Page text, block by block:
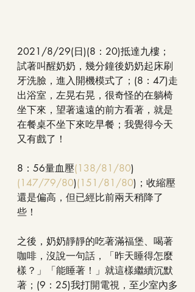
2021/8/29(日)(8：20)抵達九樓；
試著叫醒奶奶，幾分鐘後奶奶起床刷
牙洗臉，進入開機模式了；(8：47)走
出浴室，左晃右晃，很奇怪的在躺椅
坐下來，望著遠遠的前方看著，就是
在餐桌不坐下來吃早餐；我覺得今天
又有戲了！
8：56量血壓(138/81/80)
(147/79/80)(151/81/80)；收縮壓
還是偏高，但已經比前兩天稍降了
些！
之後，奶奶靜靜的吃著滿福堡、喝著
咖啡，沒說一句話，「昨天睡得怎麼
樣？」「能睡著！」就這樣繼續沉默
著；(9：25)我打開電視，至少室內多